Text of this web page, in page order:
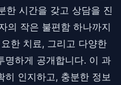
한 시간을 갖고 상담을 진
의 작은 불편함 하나까지
한 치료, 그리고 다양한
명하게 공개합니다. 이 과
히 인지하고, 충분한 정보